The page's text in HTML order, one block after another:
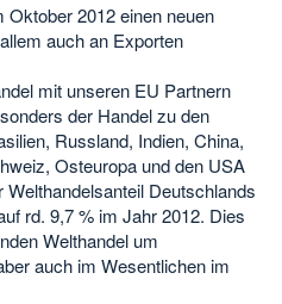
2012 einen neuen
auch an Exporten
mit unseren EU Partnern
der Handel zu den
Russland, Indien, China,
Osteuropa und den USA
Deutschlands
rd. 9,7 % im Jahr 2012. Dies
Welthandel um
auch im Wesentlichen im